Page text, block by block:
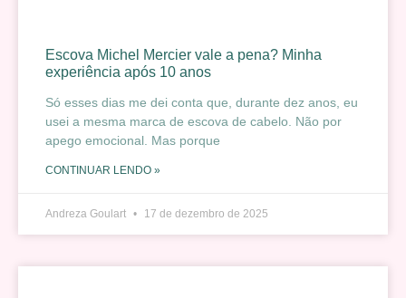
Escova Michel Mercier vale a pena? Minha
experiência após 10 anos
Só esses dias me dei conta que, durante dez anos, eu
usei a mesma marca de escova de cabelo. Não por
apego emocional. Mas porque
CONTINUAR LENDO »
Andreza Goulart 17 de dezembro de 2025